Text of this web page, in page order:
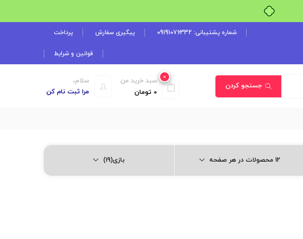
شماره پشتیبانی: 09191076332 پیگیری سفارش پرداخت
قوانین و شرایط
جستجو کردن
سلام،
مرا ثبت نام کن
0
سبد خرید من
0 تومان
12 محصولات در هر صفحه بازی(19)